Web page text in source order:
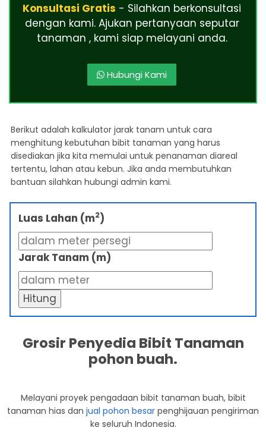
Konsultasi Gratis - Silahkan berkonsultasi
dengan kami. Ajukan pertanyaan seputar
tanaman , kami siap melayani anda.
Hubungi Kami
Berikut adalah kalkulator jarak tanam untuk cara
menghitung kebutuhan bibit tanaman yang harus
disediakan jika kita memulai untuk penanaman diareal
tertentu, lahan atau kebun. Jika anda membutuhkan
bantuan silahkan hubungi admin kami.
Luas Lahan (m2)
Jarak Tanam (m)
Hitung
Grosir Penyedia Bibit Tanaman
pohon buah.
Melayani proyek pengadaan bibit tanaman buah, bibit
tanaman hias dan jual pohon besar penghijauan pengiriman
ke seluruh Indonesia.